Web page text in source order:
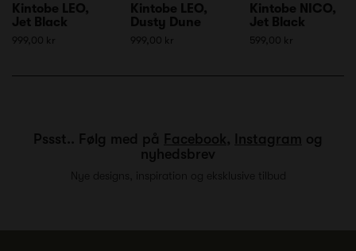
Kintobe LEO,
Jet Black
999,00 kr
Kintobe LEO,
Dusty Dune
999,00 kr
Kintobe NICO,
Jet Black
599,00 kr
Pssst.. Følg med på Facebook, Instagram og
nyhedsbrev
Nye designs, inspiration og eksklusive tilbud